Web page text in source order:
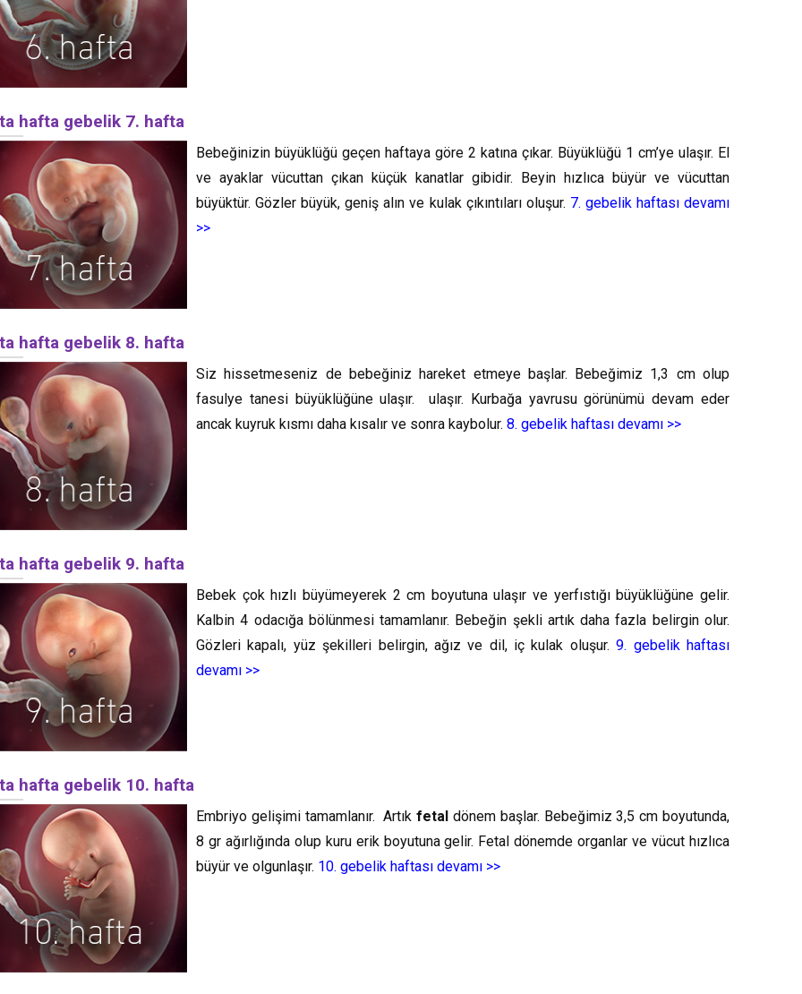
hafta gebelik 7. hafta
Bebeğinizin büyüklüğü geçen haftaya göre 2 katına çıkar. Büyüklüğü 1 cm’ye ulaşır. El
ve ayaklar vücuttan çıkan küçük kanatlar gibidir. Beyin hızlıca büyür ve vücuttan
büyüktür. Gözler büyük, geniş alın ve kulak çıkıntıları oluşur. 7. gebelik haftası devamı
>>
hafta gebelik 8. hafta
Siz hissetmeseniz de bebeğiniz hareket etmeye başlar. Bebeğimiz 1,3 cm olup
fasulye tanesi büyüklüğüne ulaşır. ulaşır. Kurbağa yavrusu görünümü devam eder
ancak kuyruk kısmı daha kısalır ve sonra kaybolur. 8. gebelik haftası devamı >>
hafta gebelik 9. hafta
Bebek çok hızlı büyümeyerek 2 cm boyutuna ulaşır ve yerfıstığı büyüklüğüne gelir.
Kalbin 4 odacığa bölünmesi tamamlanır. Bebeğin şekli artık daha fazla belirgin olur.
Gözleri kapalı, yüz şekilleri belirgin, ağız ve dil, iç kulak oluşur.9. gebelik haftası
devamı >>
hafta gebelik 10. hafta
Embriyo gelişimi tamamlanır. Artıkfetal dönem başlar. Bebeğimiz 3,5 cm boyutunda,
8 gr ağırlığında olup kuru erik boyutuna gelir. Fetal dönemde organlar ve vücut hızlıca
büyür ve olgunlaşır. 10. gebelik haftası devamı >>